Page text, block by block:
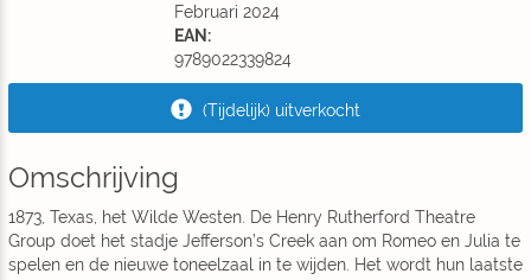
Februari 2024
EAN:
9789022339824
(Tijdelijk) uitverkocht
Omschrijving
1873, Texas, het Wilde Westen. De Henry Rutherford Theatre
Group doet het stadje Jefferson’s Creek aan om Romeo en Julia te
spelen en de nieuwe toneelzaal in te wijden. Het wordt hun laatste